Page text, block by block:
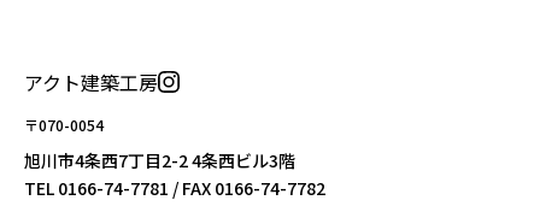
アクト建築工房
〒070-0054
旭川市4条西7丁目2-2 4条西ビル3階
TEL 0166-74-7781 / FAX 0166-74-7782